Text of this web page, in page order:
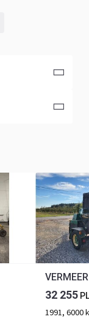
32 255
1991, 6000